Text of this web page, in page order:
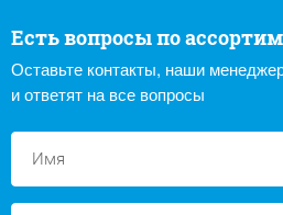
Есть вопросы по
Оставьте контакты, наши
и ответят на все вопросы